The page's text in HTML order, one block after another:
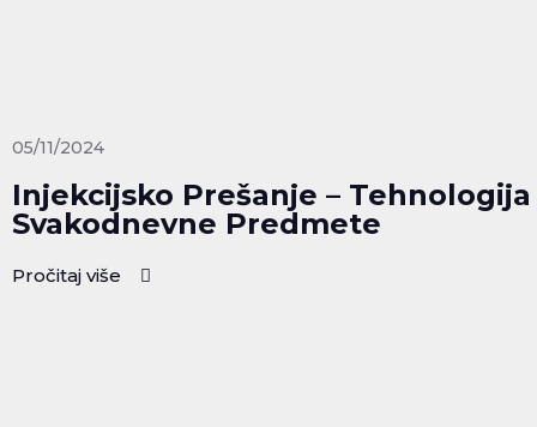
05/11/2024
Injekcijsko Prešanje –
Svakodnevne Predmete
Pročitaj više